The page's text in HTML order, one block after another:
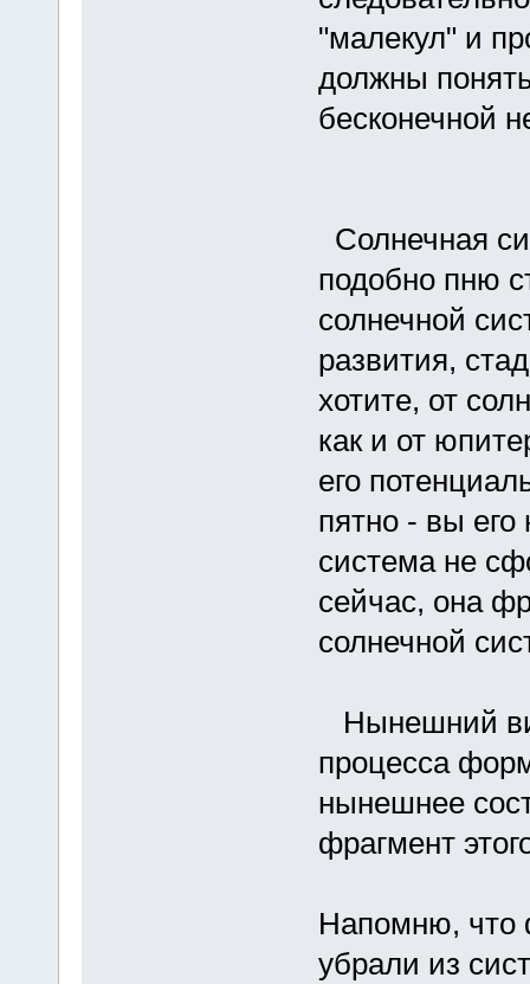
"малекул" и
должны
бесконечной
Солнечная
подобно пню
солнечной
развития,
хотите, от
как и от
его
пятно - вы
система не
сейчас, она
солнечной
Нынешний
процесса
нынешнее
фрагмент
Напомню, что
убрали из